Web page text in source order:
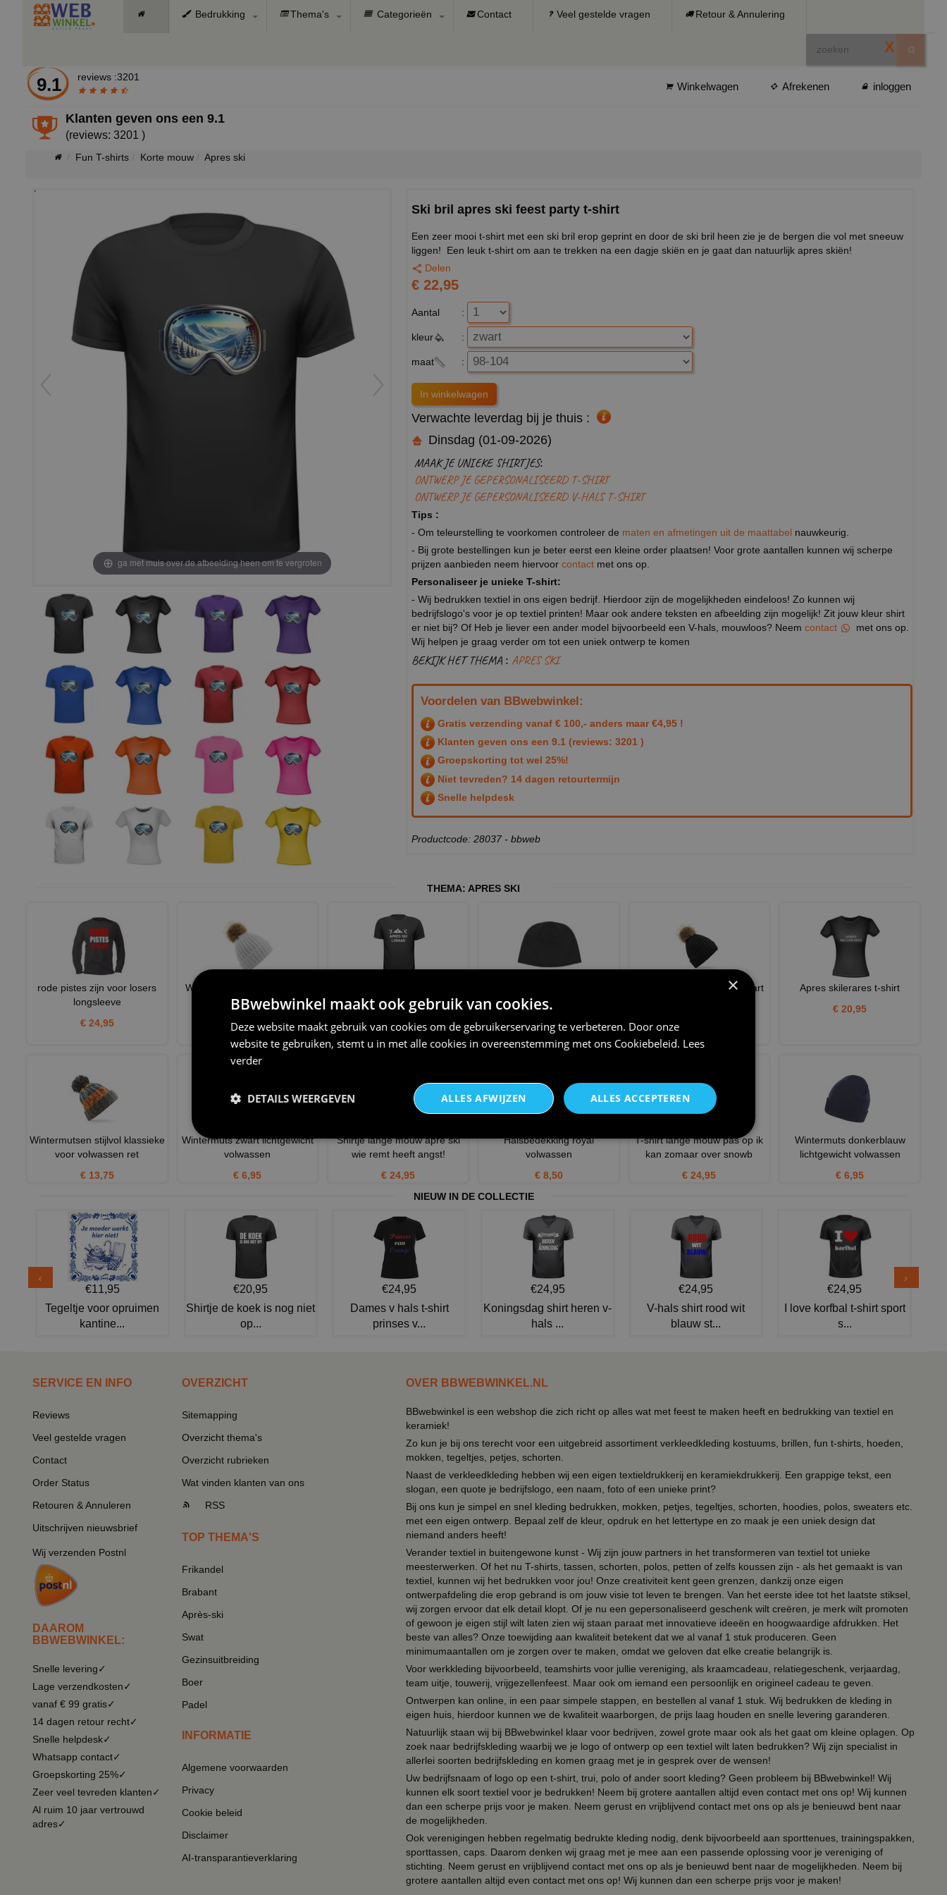
Bedrukking Thema's Categorieën Contact Veel gestelde vragen Retour & Annulering
X
9.1 reviews :3201
Winkelwagen Afrekenen inloggen
Klanten geven ons een9.1
(reviews: 3201 )
Fun T-shirts Korte mouw Apres ski
ga met muis over de afbeelding heen om te vergroten
Ski bril apres ski feest party t-shirt
Een zeer mooi t-shirt met een ski bril erop geprint en door de ski bril heen zie je de bergen die vol met sneeuw
liggen! Een leuk t-shirt om aan te trekken na een dagje skiën en je gaat dan natuurlijk apres skiën!
Delen
€ 22,95
Aantal :
kleur :
maat :
Verwachte leverdag bij je thuis :
Dinsdag (01-09-2026)
MAAK JE UNIEKE SHIRTJES:
ONTWERP JE GEPERSONALISEERD T-SHIRT
ONTWERP JE GEPERSONALISEERD V-HALS T-SHIRT
Tips :
- Om teleurstelling te voorkomen controleer de maten en afmetingen uit de maattabel nauwkeurig.
- Bij grote bestellingen kun je beter eerst een kleine order plaatsen! Voor grote aantallen kunnen wij scherpe
prijzen aanbieden neem hiervoor contact met ons op.
Personaliseer je unieke T-shirt:
- Wij bedrukken textiel in ons eigen bedrijf. Hierdoor zijn de mogelijkheden eindeloos! Zo kunnen wij
bedrijfslogo's voor je op textiel printen! Maar ook andere teksten en afbeelding zijn mogelijk! Zit jouw kleur shirt
er niet bij? Of Heb je liever een ander model bijvoorbeeld een V-hals, mouwloos? Neem contact
met ons op.
Wij helpen je graag verder om tot een uniek ontwerp te komen
BEKIJK HET THEMA : APRES SKI
Voordelen van BBwebwinkel:
Gratis verzending vanaf € 100,- anders maar €4,95 !
Klanten geven ons een 9.1 (reviews: 3201 )
Groepskorting tot wel 25%!
Niet tevreden? 14 dagen retourtermijn
Snelle helpdesk
Productcode: 28037 - bbweb
THEMA: APRES SKI
rode pistes zijn voor losers
longsleeve
€ 24,95
Wintermuts trendy look light
grey volwassen
€ 10,95
€ 20,95
Wintersport mutsen zwart
€ 12,75
Wintermuts trendy look zwart
Apres skilerares t-shirt
€ 20,95
Wintermutsen stijlvol klassieke
voor volwassen ret
€ 13,75
Wintermuts zwart lichtgewicht
volwassen
€ 6,95
Shirtje lange mouw apre ski
wie remt heeft angst!
€ 24,95
Halsbedekking royal
volwassen
€ 8,50
T-shirt lange mouw pas op ik
kan zomaar over snowb
€ 24,95
Wintermuts donkerblauw
lichtgewicht volwassen
€ 6,95
NIEUW IN DE COLLECTIE
€11,95
Tegeltje voor opruimen
kantine...
€20,95
Shirtje de koek is nog niet
op...
€24,95
Dames v hals t-shirt
prinses v...
€24,95
Koningsdag shirt heren v-
hals ...
€24,95
V-hals shirt rood wit
blauw st...
€24,95
I love korfbal t-shirt sport
s...
SERVICE EN INFO
Reviews
Veel gestelde vragen
Contact
Order Status
Retouren & Annuleren
Uitschrijven nieuwsbrief
Wij verzenden Postnl
DAAROM
BBWEBWINKEL:
Snelle levering✓
Lage verzendkosten✓
vanaf € 99 gratis✓
14 dagen retour recht✓
Snelle helpdesk✓
Whatsapp contact✓
Groepskorting 25%✓
Zeer veel tevreden klanten✓
Al ruim 10 jaar vertrouwd
adres✓
OVERZICHT
Sitemapping
Overzicht thema's
Overzicht rubrieken
Wat vinden klanten van ons
RSS
TOP THEMA'S
Frikandel
Brabant
Après-ski
Swat
Gezinsuitbreiding
Boer
Padel
INFORMATIE
Algemene voorwaarden
Privacy
Cookie beleid
Disclaimer
AI-transparantieverklaring
OVER BBWEBWINKEL.NL
BBwebwinkel is een webshop die zich richt op alles wat met feest te maken heeft en bedrukking van textiel en
keramiek!
Zo kun je bij ons terecht voor een uitgebreid assortiment verkleedkleding kostuums, brillen, fun t-shirts, hoeden,
mokken, tegeltjes, petjes, schorten.
Naast de verkleedkleding hebben wij een eigen textieldrukkerij en keramiekdrukkerij. Een grappige tekst, een
slogan, een quote je bedrijfslogo, een naam, foto of een unieke print?
Bij ons kun je simpel en snel kleding bedrukken, mokken, petjes, tegeltjes, schorten, hoodies, polos, sweaters etc.
met een eigen ontwerp. Bepaal zelf de kleur, opdruk en het lettertype en zo maak je een uniek design dat
niemand anders heeft!
Verander textiel in buitengewone kunst - Wij zijn jouw partners in het transformeren van textiel tot unieke
meesterwerken. Of het nu T-shirts, tassen, schorten, polos, petten of zelfs koussen zijn - als het gemaakt is van
textiel, kunnen wij het bedrukken voor jou! Onze creativiteit kent geen grenzen, dankzij onze eigen
ontwerpafdeling die erop gebrand is om jouw visie tot leven te brengen. Van het eerste idee tot het laatste stiksel,
wij zorgen ervoor dat elk detail klopt. Of je nu een gepersonaliseerd geschenk wilt creëren, je merk wilt promoten
of gewoon je eigen stijl wilt laten zien wij staan paraat met innovatieve ideeën en hoogwaardige afdrukken. Het
beste van alles? Onze toewijding aan kwaliteit betekent dat we al vanaf 1 stuk produceren. Geen
minimumaantallen om je zorgen over te maken, omdat we geloven dat elke creatie belangrijk is.
Voor werkkleding bijvoorbeeld, teamshirts voor jullie vereniging, als kraamcadeau, relatiegeschenk, verjaardag,
team uitje, touwerij, vrijgezellenfeest. Maar ook om iemand een persoonlijk en origineel cadeau te geven.
Ontwerpen kan online, in een paar simpele stappen, en bestellen al vanaf 1 stuk. Wij bedrukken de kleding in
eigen huis, hierdoor kunnen we de kwaliteit waarborgen, de prijs laag houden en snelle levering garanderen.
Natuurlijk staan wij bij BBwebwinkel klaar voor bedrijven, zowel grote maar ook als het gaat om kleine oplagen. Op
zoek naar bedrijfskleding waarbij we je logo of ontwerp op een textiel wilt laten bedrukken? Wij zijn specialist in
allerlei soorten bedrijfskleding en komen graag met je in gesprek over de wensen!
Uw bedrijfsnaam of logo op een t-shirt, trui, polo of ander soort kleding? Geen probleem bij BBwebwinkel! Wij
kunnen elk soort textiel voor je bedrukken! Neem bij grotere aantallen altijd even contact met ons op! Wij kunnen
dan een scherpe prijs voor je maken. Neem gerust en vrijblijvend contact met ons op als je benieuwd bent naar
de mogelijkheden.
Ook verenigingen hebben regelmatig bedrukte kleding nodig, denk bijvoorbeeld aan sporttenues, trainingspakken,
sporttassen, caps. Daarom denken wij graag met je mee aan een passende oplossing voor je vereniging of
stichting. Neem gerust en vrijblijvend contact met ons op als je benieuwd bent naar de mogelijkheden. Neem bij
grotere aantallen altijd even contact met ons op! Wij kunnen dan een scherpe prijs voor je maken!
×
BBwebwinkel maakt ook gebruik van cookies.
Deze website maakt gebruik van cookies om de gebruikerservaring te verbeteren. Door onze
website te gebruiken, stemt u in met alle cookies in overeenstemming met ons Cookiebeleid. Lees
verder
ALLES ACCEPTEREN
ALLES AFWIJZEN
DETAILS WEERGEVEN